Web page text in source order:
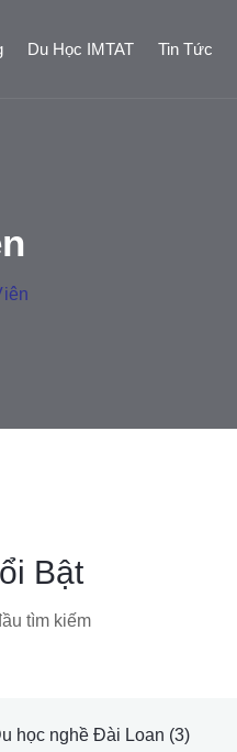
Du Học IMTAT Tin Tức
Bật
tìm kiếm
học nghề Đài Loan (3)